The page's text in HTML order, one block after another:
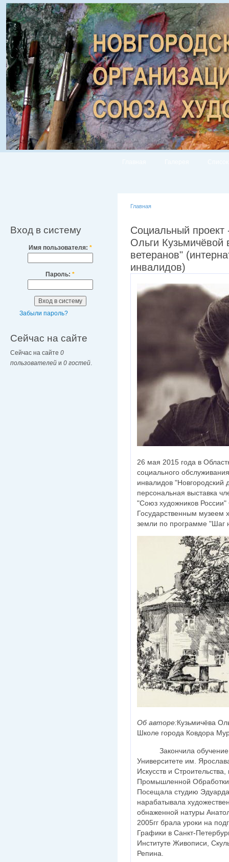
Вход в систему
Имя пользователя: *
Пароль: *
Забыли пароль?
Сейчас на сайте
Сейчас на сайте 0
пользователей и 0 гостей
Главная
Социальный проект
Ольги Кузьмичёвой
ветеранов"
инвалидов)
26 мая 2015 года в
социального
инвалидов "Новгородский
персональная выставка
"Союз художников России"
Государственным музеем
земли по программе "Шаг
Об авторе:Кузьмичёва
Школе города Ковдора
Закончила обучение в
Университете им.
Искусств и
Промышленной Обработки
Посещала студию
нарабатывала
обнаженной натуры
2005гг брала уроки на
Графики в Санкт-
Институте Живописи,
Репина.